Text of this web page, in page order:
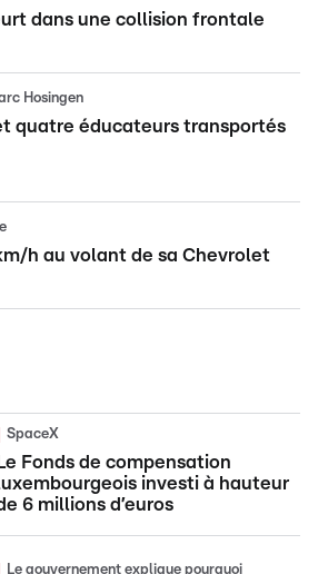
dans une collision frontale
Hosingen
quatre éducateurs transportés
h au volant de sa Chevrolet
SpaceX
Le Fonds de compensation
investi à hauteur
6 millions d’euros
Le gouvernement explique pourquoi